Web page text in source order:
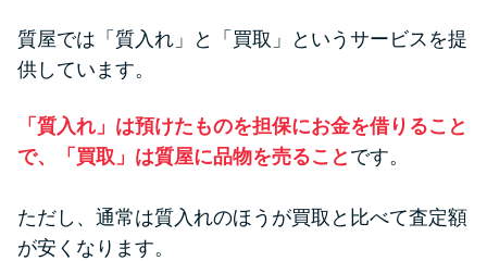
みずほ銀行カードローンの問い
せ方法
質屋では「質入れ」と「買取」というサービスを提
供しています。
「質入れ」は預けたものを担保にお金を借りること
で、「買取」は質屋に品物を売ること です。
ただし、通常は質入れのほうが買取と比べて査定額
が安くなります。